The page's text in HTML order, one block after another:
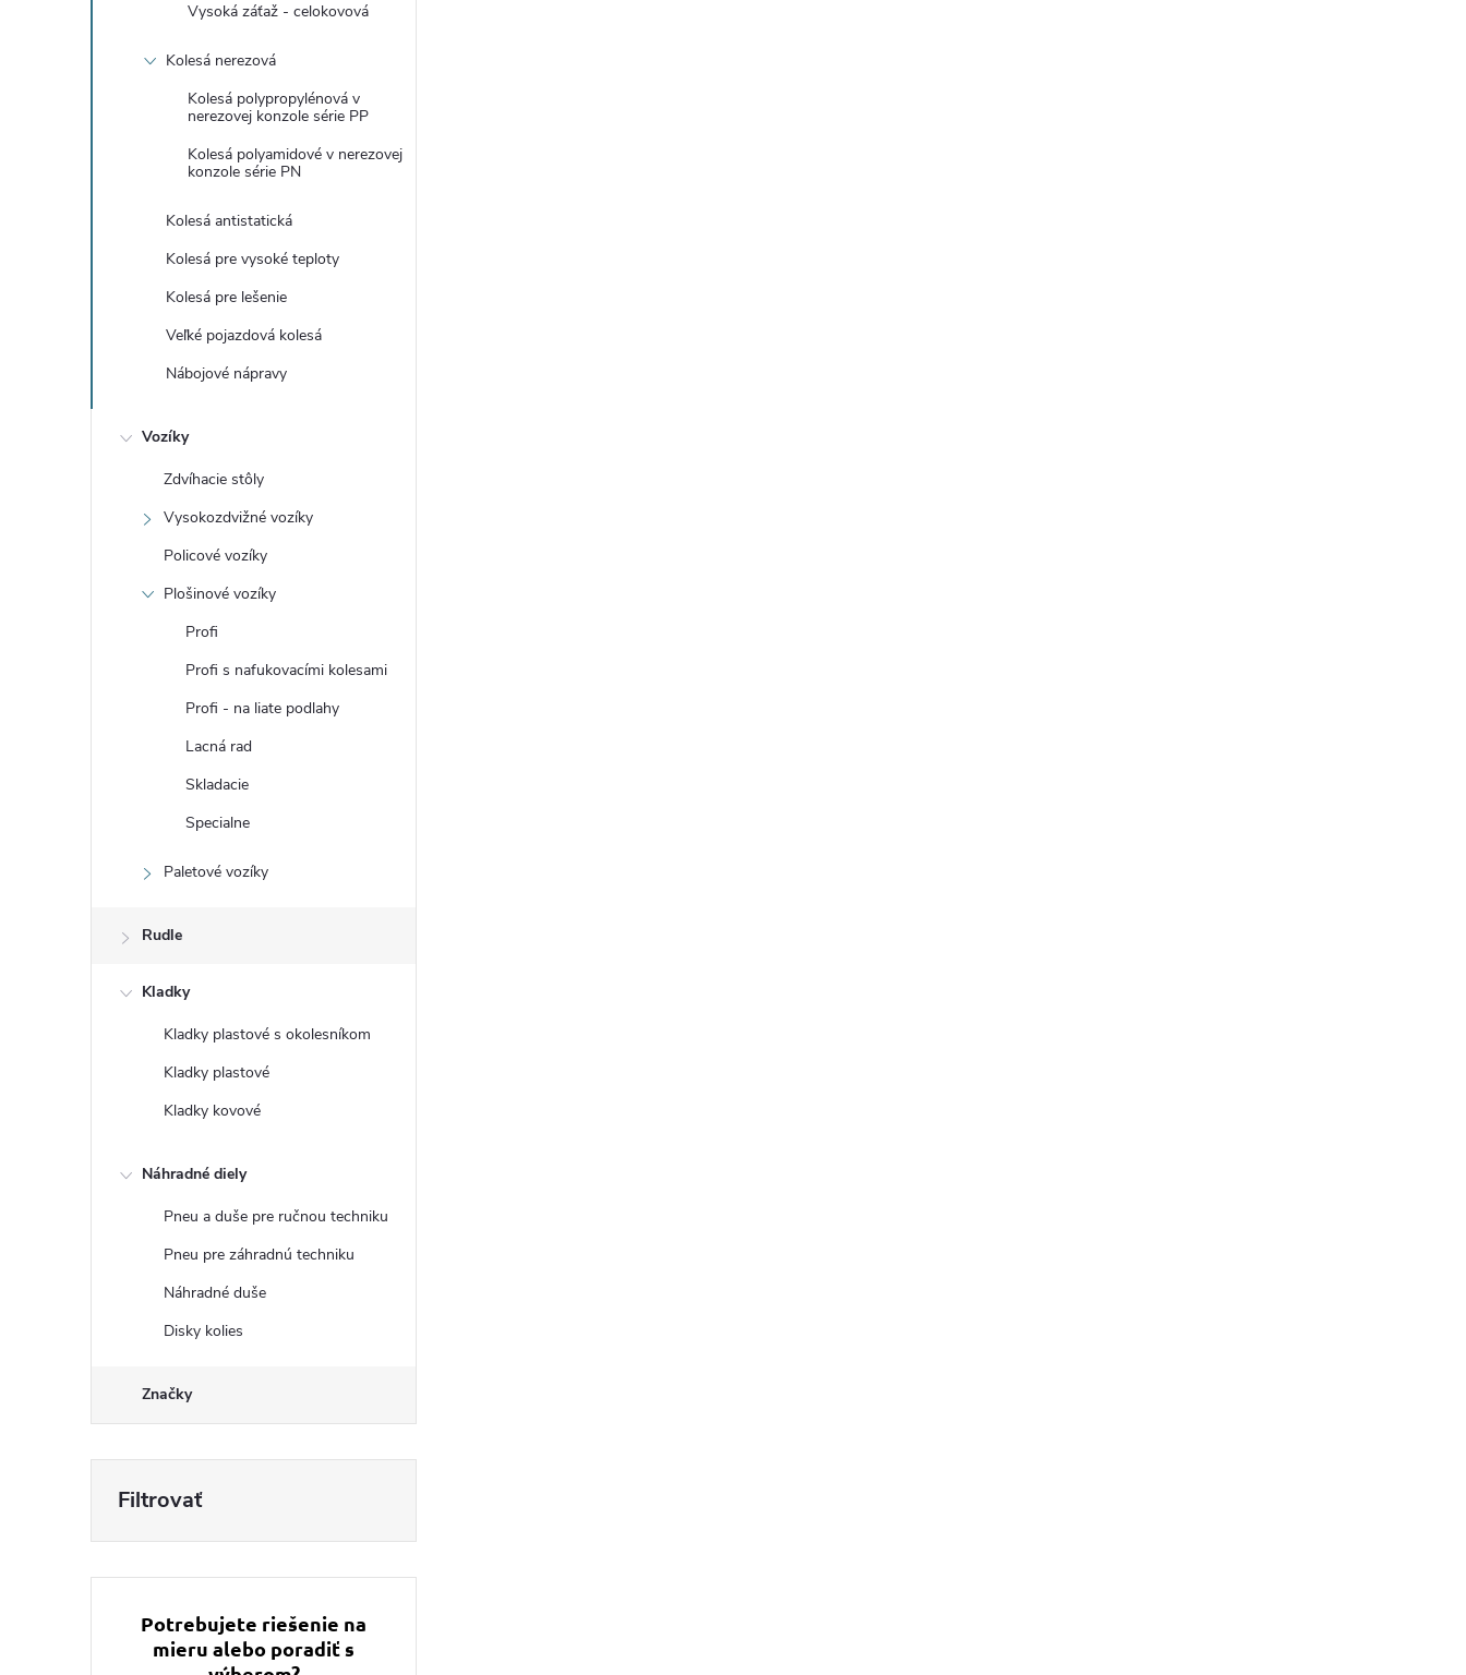
Vysoká záťaž - celokovová
Kolesá nerezová
Kolesá polypropylénová v
nerezovej konzole série PP
Kolesá polyamidové v nerezovej
konzole série PN
Kolesá antistatická
Kolesá pre vysoké teploty
Kolesá pre lešenie
Veľké pojazdová kolesá
Nábojové nápravy
Vozíky
Zdvíhacie stôly
Vysokozdvižné vozíky
Policové vozíky
Plošinové vozíky
Profi
Profi s nafukovacími kolesami
Profi - na liate podlahy
Lacná rad
Skladacie
Specialne
Paletové vozíky
Rudle
Kladky
Kladky plastové s okolesníkom
Kladky plastové
Kladky kovové
Náhradné diely
Pneu a duše pre ručnou techniku
Pneu pre záhradnú techniku
Náhradné duše
Disky kolies
Značky
Potrebujete riešenie na
mieru alebo poradiť s